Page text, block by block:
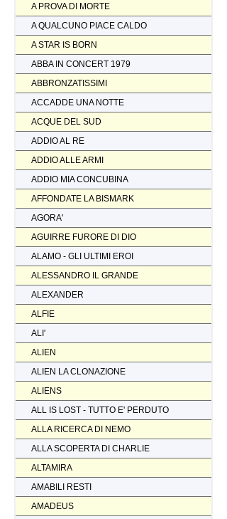
A PROVA DI MORTE
A QUALCUNO PIACE CALDO
A STAR IS BORN
ABBA IN CONCERT 1979
ABBRONZATISSIMI
ACCADDE UNA NOTTE
ACQUE DEL SUD
ADDIO AL RE
ADDIO ALLE ARMI
ADDIO MIA CONCUBINA
AFFONDATE LA BISMARK
AGORA'
AGUIRRE FURORE DI DIO
ALAMO - GLI ULTIMI EROI
ALESSANDRO IL GRANDE
ALEXANDER
ALFIE
ALI'
ALIEN
ALIEN LA CLONAZIONE
ALIENS
ALL IS LOST - TUTTO E' PERDUTO
ALLA RICERCA DI NEMO
ALLA SCOPERTA DI CHARLIE
ALTAMIRA
AMABILI RESTI
AMADEUS